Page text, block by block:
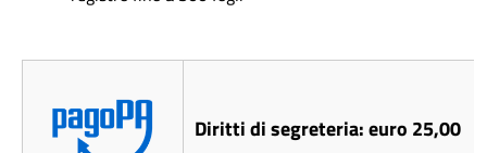
Diritti di segreteria: euro 25,00